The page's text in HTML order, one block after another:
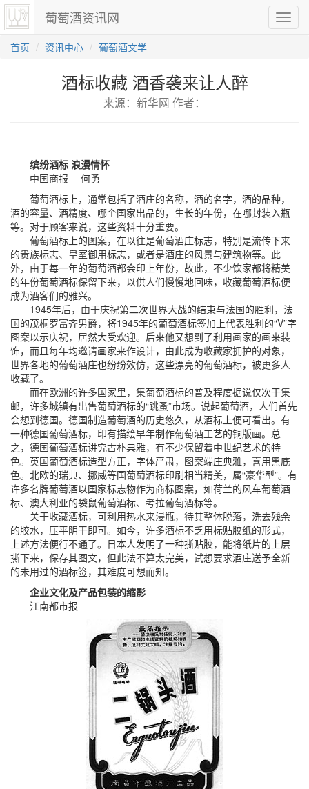
切
换
葡萄酒资讯网
首页 资讯中心 葡萄酒文学
酒标收藏 酒香袭来让人醉
来源：新华网 作者：
缤纷酒标 浪漫情怀
中国商报 何勇
葡萄酒标上，通常包括了酒庄的名称，酒的名字，酒的品种，
酒的容量、酒精度、哪个国家出品的，生长的年份，在哪封装入瓶
等。对于顾客来说，这些资料十分重要。
葡萄酒标上的图案，在以往是葡萄酒庄标志，特别是流传下来
的贵族标志、皇室御用标志，或者是酒庄的风景与建筑物等。此
外，由于每一年的葡萄酒都会印上年份，故此，不少饮家都将精美
的年份葡萄酒标保留下来，以供人们慢慢地回味，收藏葡萄酒标便
成为酒客们的雅兴。
1945年后，由于庆祝第二次世界大战的结束与法国的胜利，法
国的茂桐罗富齐男爵，将1945年的葡萄酒标签加上代表胜利的“V”字
图案以示庆祝，居然大受欢迎。后来他又想到了利用画家的画来装
饰，而且每年均邀请画家来作设计，由此成为收藏家拥护的对象，
世界各地的葡萄酒庄也纷纷效仿，这些漂亮的葡萄酒标，被更多人
收藏了。
而在欧洲的许多国家里，集葡萄酒标的普及程度据说仅次于集
邮，许多城镇有出售葡萄酒标的“跳蚤”市场。说起葡萄酒，人们首先
会想到德国。德国制造葡萄酒的历史悠久，从酒标上便可看出。有
一种德国葡萄酒标，印有描绘早年制作葡萄酒工艺的铜版画。总
之，德国葡萄酒标讲究古朴典雅，有不少保留着中世纪艺术的特
色。英国葡萄酒标造型方正，字体严肃，图案端庄典雅，喜用黑底
色。北欧的瑞典、挪威等国葡萄酒标印刷相当精美，属“豪华型”。有
许多名牌葡萄酒以国家标志物作为商标图案，如荷兰的风车葡萄酒
标、澳大利亚的袋鼠葡萄酒标、考拉葡萄酒标等。
关于收藏酒标，可利用热水来浸瓶，待其整体脱落，洗去残余
的胶水，压平阴干即可。如今，许多酒标不乏用标贴胶纸的形式，
上述方法便行不通了。日本人发明了一种撕贴胶，能将纸片的上层
撕下来，保存其图文，但此法不算太完美，试想要求酒庄送予全新
的未用过的酒标签，其难度可想而知。
企业文化及产品包装的缩影
江南都市报